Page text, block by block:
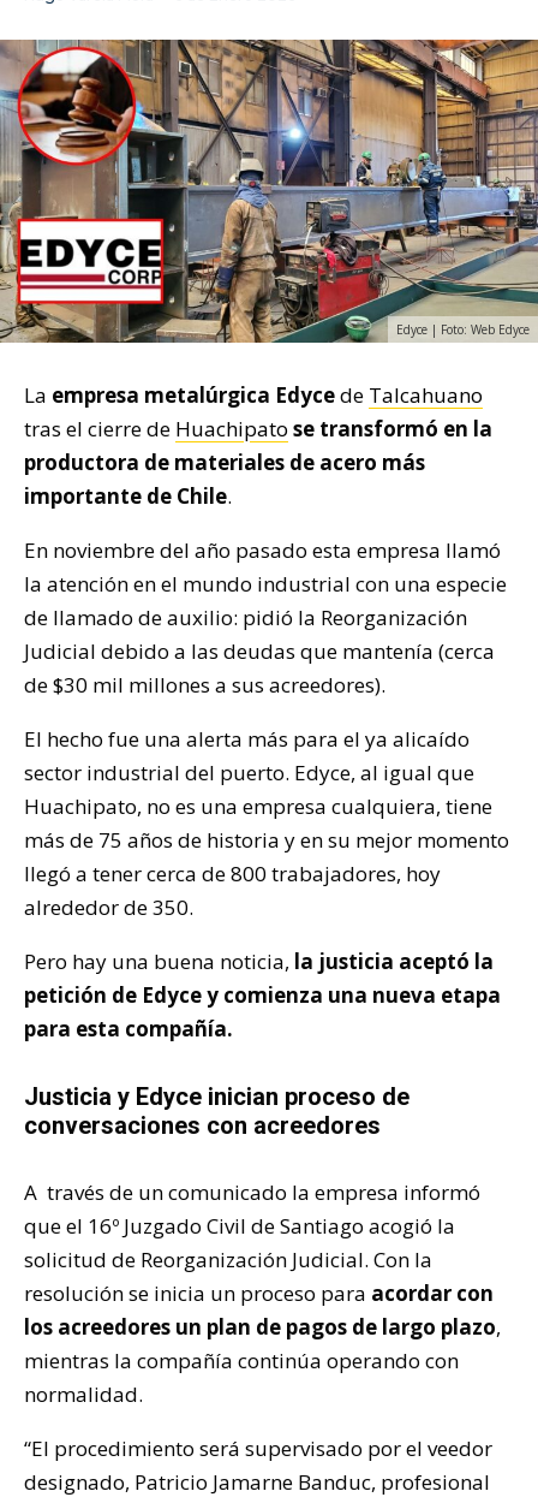
Edyce | Foto: Web Edyce
La empresa metalúrgica Edycede Talcahuano
tras el cierre de Huachipato se transformó en la
productora de materiales de acero más
importante de Chile.
En noviembre del año pasado esta empresa llamó
la atención en el mundo industrial con una especie
de llamado de auxilio: pidió la Reorganización
Judicial debido a las deudas que mantenía (cerca
de $30 mil millones a sus acreedores).
El hecho fue una alerta más para el ya alicaído
sector industrial del puerto. Edyce, al igual que
Huachipato, no es una empresa cualquiera, tiene
más de 75 años de historia y en su mejor momento
llegó a tener cerca de 800 trabajadores, hoy
alrededor de 350.
Pero hay una buena noticia, la justicia aceptó la
petición de Edyce y comienza una nueva etapa
para esta compañía.
Justicia y Edyce inician proceso de
conversaciones con acreedores
A través de un comunicado la empresa informó
que el 16º Juzgado Civil de Santiago acogió la
solicitud de Reorganización Judicial. Con la
resolución se inicia un proceso para acordar con
los acreedores un plan de pagos de largo plazo,
mientras la compañía continúa operando con
normalidad.
“El procedimiento será supervisado por el veedor
designado, Patricio Jamarne Banduc, profesional